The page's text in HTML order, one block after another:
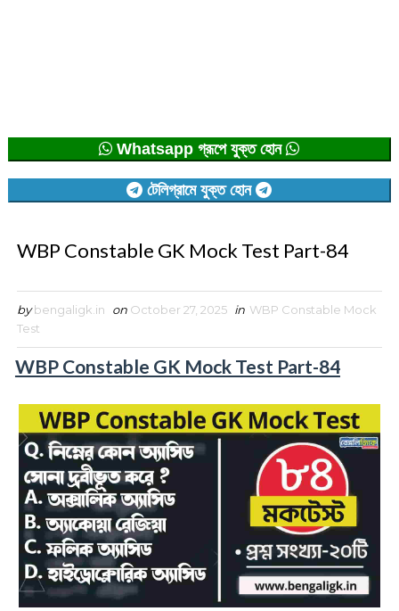
Whatsapp গ্রূপে যুক্ত হোন
টেলিগ্রামে যুক্ত হোন
WBP Constable GK Mock Test Part-84
by bengaligk.in on October 27, 2025 in WBP Constable Mock
Test
WBP Constable GK Mock Test Part-84